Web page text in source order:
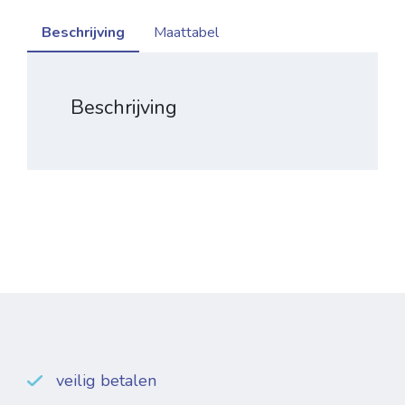
Beschrijving Maattabel
Beschrijving
veilig betalen